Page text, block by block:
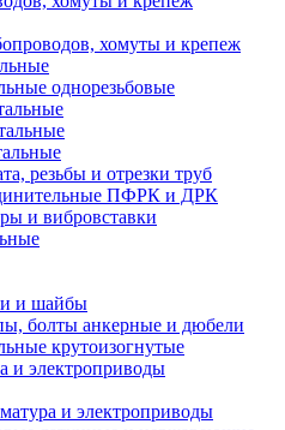
хомуты и крепеж
однорезьбовые
резьбы и отрезки труб
ПФРК и ДРК
и вибровставки
и шайбы
болты анкерные и дюбели
крутоизогнутые
и электроприводы
и электроприводы